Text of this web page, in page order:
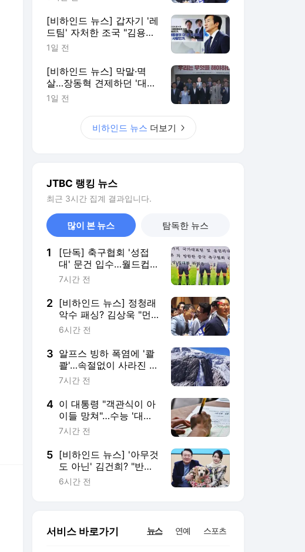
[비하인드 뉴스] 갑자기 '레
드팀' 자처한 조국 "김용범
책임 물어야"
1일 전
[비하인드 뉴스] 막말·멱
살…장동혁 견제하던 '대안
과미래' 자멸하나
1일 전
비하인드 뉴스 더보기
JTBC 랭킹 뉴스
최근 3시간 집계 결과입니다.
많이 본 뉴스 탐독한 뉴스
1
[단독] 축구협회 '성접
대' 문건 입수…월드컵·
올림픽 심판까지
7시간 전
2 [비하인드 뉴스] 정청래
악수 패싱? 김상욱 "먼
저 가서 인사한 게 팩트"
6시간 전
3 알프스 빙하 폭염에 '콸
콸'…속절없이 사라진 관
광 명소
7시간 전
4 이 대통령 "객관식이 아
이들 망쳐"…수능 '대수
술' 시동
7시간 전
5 [비하인드 뉴스] '아무것
도 아닌' 김건희? "반려
견 끌고가 공사 지시"
6시간 전
서비스 바로가기 뉴스 연예 스포츠